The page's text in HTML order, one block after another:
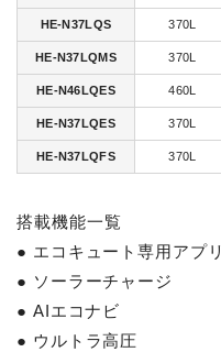
HE-N37LQS 370L
HE-N37LQMS 370L
HE-N46LQES 460L
HE-N37LQES 370L
HE-N37LQFS 370L
搭載機能一覧
● エコキュート専用アプリ
● ソーラーチャージ
● AIエコナビ
● ウルトラ高圧